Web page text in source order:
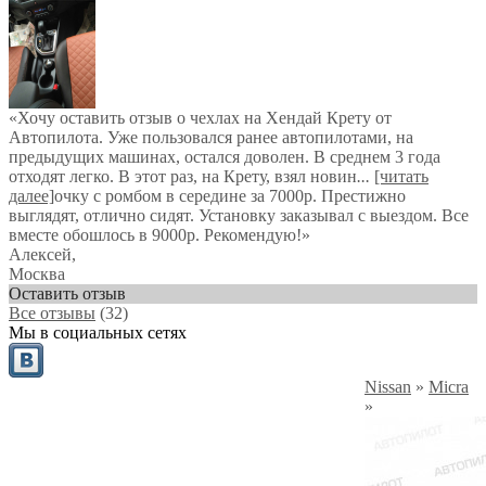
«Хочу оставить отзыв о чехлах на Хендай Крету от
Автопилота. Уже пользовался ранее автопилотами, на
предыдущих машинах, остался доволен. В среднем 3 года
отходят легко. В этот раз, на Крету, взял новин... [читать
далее]очку с ромбом в середине за 7000р. Престижно
выглядят, отлично сидят. Установку заказывал с выездом. Все
вместе обошлось в 9000р. Рекомендую!»
Алексей,
Москва
Оставить отзыв
Все отзывы (32)
Мы в социальных сетях
Nissan » Micra
»